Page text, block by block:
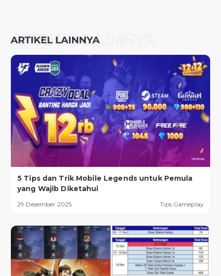
5 Tips dan Trik Mobile Legends untuk Pemula
yang Wajib Diketahui
29 Desember 2025 Tips Gameplay